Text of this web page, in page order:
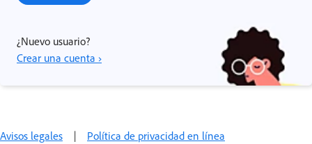
¿Nuevo usuario?
Crear una cuenta ›
Avisos legales | Política de privacidad en línea